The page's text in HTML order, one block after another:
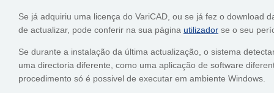
Se já adquiriu uma licença do VariCAD, ou se já fez o download
de actualizar, pode conferir na sua página utilizador se o seu
Se durante a instalação da última actualização, o sistema
uma directoria diferente, como uma aplicação de software
procedimento só é possivel de executar em ambiente Windows.